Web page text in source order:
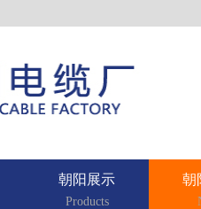
朝阳展示
Products
朝